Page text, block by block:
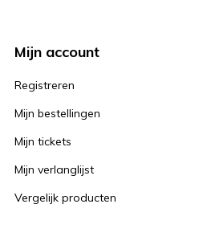
Mijn account
Registreren
Mijn bestellingen
Mijn tickets
Mijn verlanglijst
Vergelijk producten